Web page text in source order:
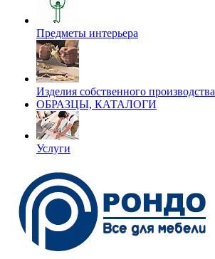
Предметы интерьера
Изделия собственного производства
ОБРАЗЦЫ, КАТАЛОГИ
Услуги